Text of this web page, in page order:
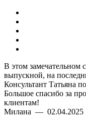
В этом замечательном
выпускной, на
Консультант Татьяна
Большое спасибо за
клиентам!
Милана —